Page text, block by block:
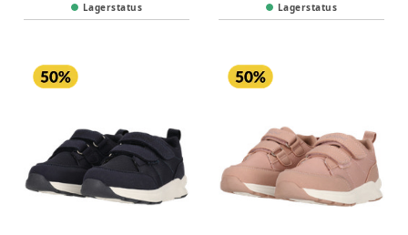
Lagerstatus Lagerstatus